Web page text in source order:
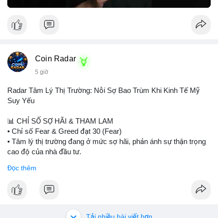
hơn. Nếu BTC giữ được vùng hỗ trợ hiện tại và Fear & Greed
nếu phá vỡ hỗ trợ, nên cắt lỗ sớm.
#phigiadathap
Coin Radar
5 giờ
Radar Tâm Lý Thị Trường: Nỗi Sợ Bao Trùm Khi Kinh Tế Mỹ
Suy Yếu
📊 CHỈ SỐ SỢ HÃI & THAM LAM
• Chỉ số Fear & Greed đạt 30 (Fear)
• Tâm lý thị trường đang ở mức sợ hãi, phản ánh sự thận trọng
cao độ của nhà đầu tư.
📈 XU HƯỚNG TÌM KIẾM & THẢO LUẬN
CASHCAT, CRO.
Đọc thêm